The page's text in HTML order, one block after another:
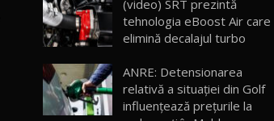
(video) SRT prezintă
tehnologia eBoost Air care
elimină decalajul turbo
ANRE: Detensionarea
relativă a situației din Golf
influențează prețurile la